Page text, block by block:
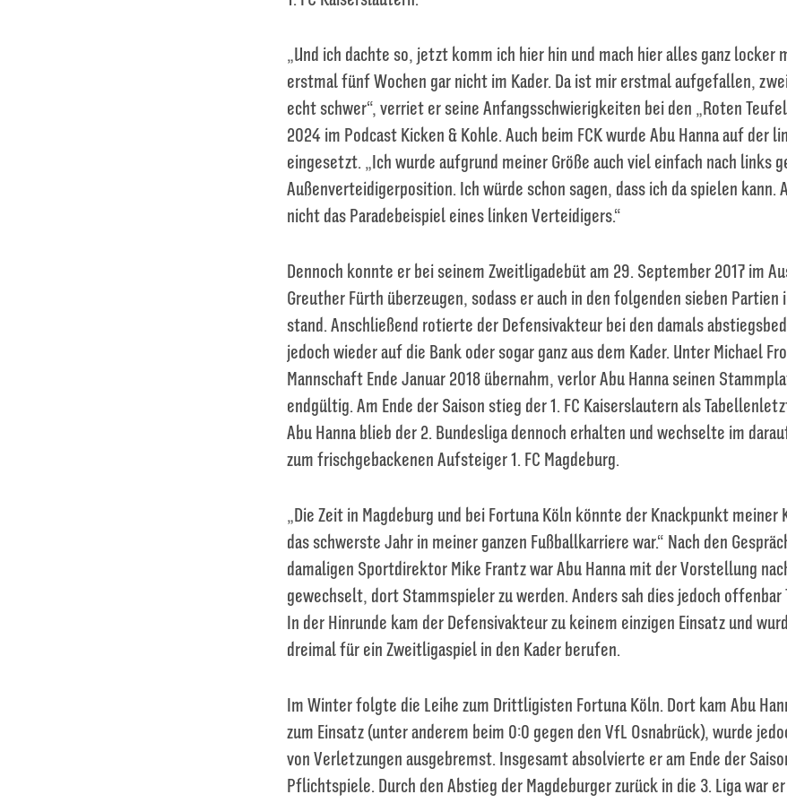
„Und ich dachte so, jetzt komm ich hier hin und mach hier alles ganz locker
erstmal fünf Wochen gar nicht im Kader. Da ist mir erstmal aufgefallen,
echt schwer“, verriet er seine Anfangsschwierigkeiten bei den „Roten
2024 im Podcast Kicken & Kohle. Auch beim FCK wurde Abu Hanna auf der
eingesetzt. „Ich wurde aufgrund meiner Größe auch viel einfach nach links
Außenverteidigerposition. Ich würde schon sagen, dass ich da spielen kann.
nicht das Paradebeispiel eines linken Verteidigers.“
Dennoch konnte er bei seinem Zweitligadebüt am 29. September 2017 im
Greuther Fürth überzeugen, sodass er auch in den folgenden sieben
stand. Anschließend rotierte der Defensivakteur bei den damals
jedoch wieder auf die Bank oder sogar ganz aus dem Kader. Unter Michael
Mannschaft Ende Januar 2018 übernahm, verlor Abu Hanna seinen
endgültig. Am Ende der Saison stieg der 1. FC Kaiserslautern als
Abu Hanna blieb der 2. Bundesliga dennoch erhalten und wechselte im
zum frischgebackenen Aufsteiger 1. FC Magdeburg.
„Die Zeit in Magdeburg und bei Fortuna Köln könnte der Knackpunkt meiner
das schwerste Jahr in meiner ganzen Fußballkarriere war.“ Nach den
damaligen Sportdirektor Mike Frantz war Abu Hanna mit der Vorstellung
gewechselt, dort Stammspieler zu werden. Anders sah dies jedoch offenbar
In der Hinrunde kam der Defensivakteur zu keinem einzigen Einsatz und
dreimal für ein Zweitligaspiel in den Kader berufen.
Im Winter folgte die Leihe zum Drittligisten Fortuna Köln. Dort kam Abu
zum Einsatz (unter anderem beim 0:0 gegen den VfL Osnabrück), wurde
von Verletzungen ausgebremst. Insgesamt absolvierte er am Ende der
Pflichtspiele. Durch den Abstieg der Magdeburger zurück in die 3. Liga war